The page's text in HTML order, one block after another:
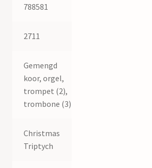
788581
2711
Gemengd
koor, orgel,
trompet (2),
trombone (3)
Christmas
Triptych